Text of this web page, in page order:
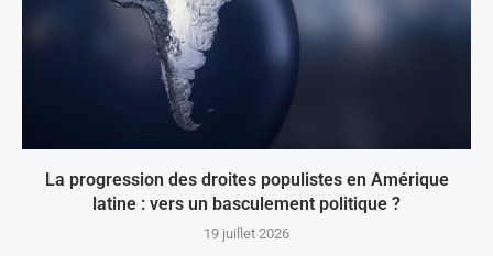
La progression des droites populistes en Amérique
latine : vers un basculement politique ?
19 juillet 2026